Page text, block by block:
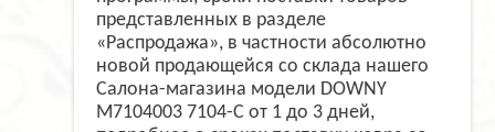
представленных в разделе
«Распродажа», в частности абсолютно
новой продающейся со склада нашего
Салона-магазина модели DOWNY
M7104003 7104-C от 1 до 3 дней,